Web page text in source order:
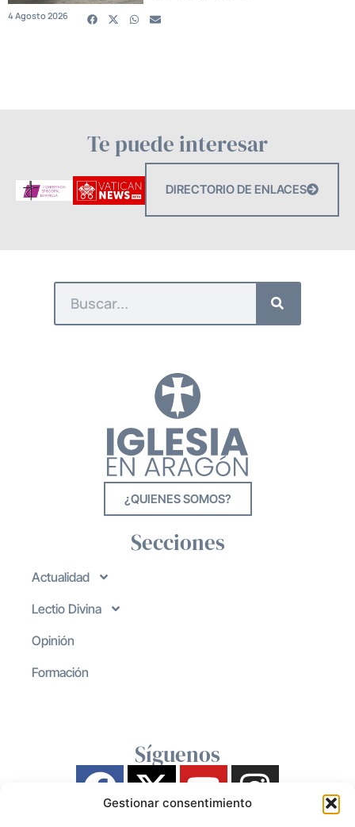
Gestionar consentimiento
4 Agosto 2026
Te puede interesar
DIRECTORIO DE ENLACES
¿QUIENES SOMOS?
Secciones
Actualidad
Lectio Divina
Opinión
Formación
Síguenos